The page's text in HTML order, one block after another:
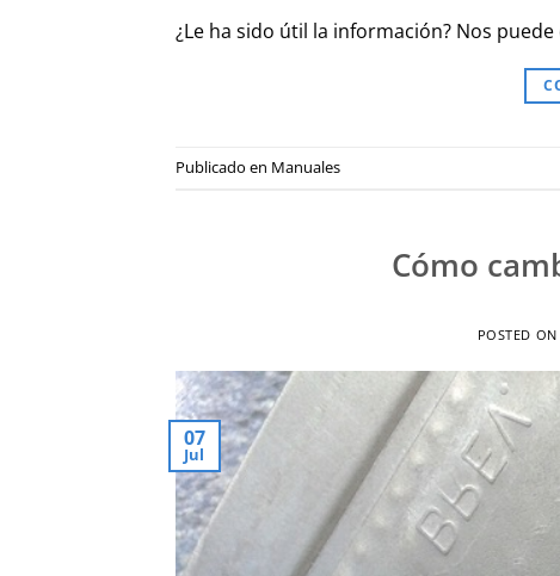
¿Le ha sido útil la información? Nos
Publicado en Manuales
Cómo
POSTED
07
Jul